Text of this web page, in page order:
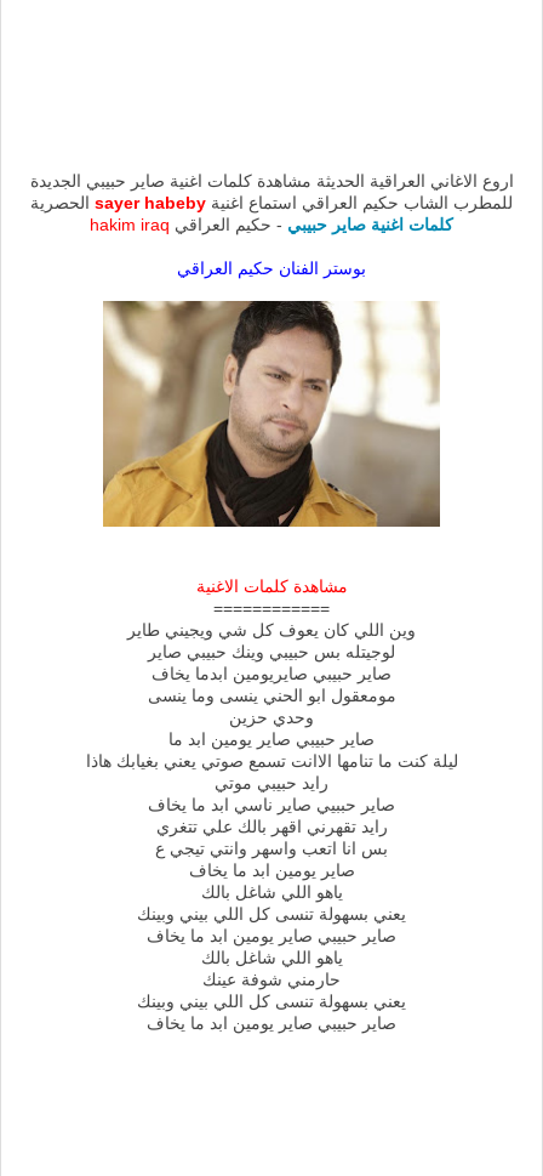
اروع الاغاني العراقية الحديثة مشاهدة كلمات اغنية صاير حبيبي الجديدة
للمطرب الشاب حكيم العراقي استماع اغنية sayer habeby الحصرية
كلمات اغنية صاير حبيبي - حكيم العراقي hakim iraq
بوستر الفنان حكيم العراقي
مشاهدة كلمات الاغنية
============
وين اللي كان يعوف كل شي ويجيني طاير
لوجيتله بس حبيبي وينك حبيبي صاير
صاير حبيبي صايريومين ابدما يخاف
مومعقول ابو الحني ينسى وما ينسى
وحدي حزين
صاير حبيبي صاير يومين ابد ما
ليلة كنت ما تنامها الاانت تسمع صوتي يعني بغيابك هاذا
رايد حبيبي موتي
صاير حببيي صاير ناسي ابد ما يخاف
رايد تقهرني اقهر بالك علي تتغري
بس انا اتعب واسهر وانتي تيجي ع
صاير يومين ابد ما يخاف
ياهو اللي شاغل بالك
يعني بسهولة تنسى كل اللي بيني وبينك
صاير حبيبي صاير يومين ابد ما يخاف
ياهو اللي شاغل بالك
حارمني شوفة عينك
يعني بسهولة تنسى كل اللي بيني وبينك
صاير حبيبي صاير يومين ابد ما يخاف